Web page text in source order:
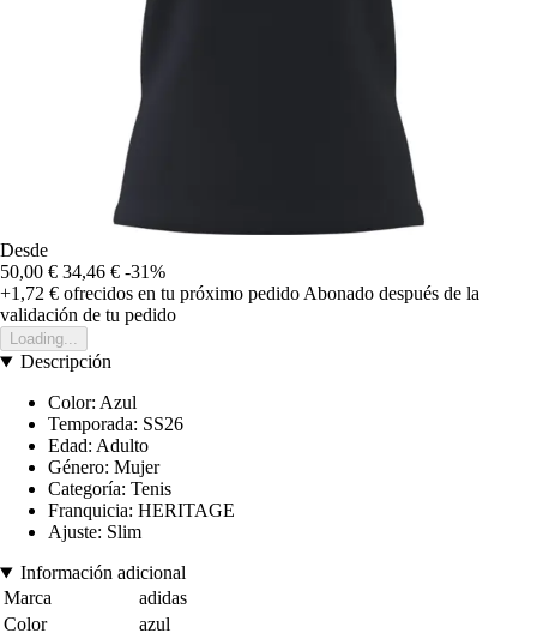
Desde
50,00 € 34,46 € -31%
+1,72 € ofrecidos en tu próximo pedido Abonado después de la
validación de tu pedido
Loading...
Descripción
Color: Azul
Temporada: SS26
Edad: Adulto
Género: Mujer
Categoría: Tenis
Franquicia: HERITAGE
Ajuste: Slim
Información adicional
Marca
adidas
Color
azul